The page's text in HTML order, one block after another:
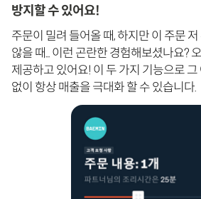
방지할 수 있어요!
주문이 밀려 들어올 때, 하지만 이 주문
않을 때... 이런 곤란한 경험해보셨나요?
제공하고 있어요! 이 두 가지 기능으로
없이 항상 매출을 극대화 할 수 있습니다.